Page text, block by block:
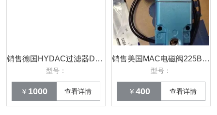
销售德国HYDAC过滤器DFON140QE5D1.0/-L24
型号：
￥ 1000 查看详情
销售美国MAC电磁阀225B-121CAAA原装
型号：
￥400 查看详情